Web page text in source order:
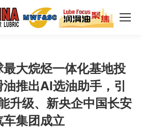
大烷烃一体化基地投
推出AI选油助手，引
升级、新央企中国长安
车集团成立